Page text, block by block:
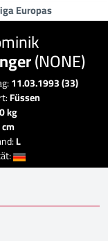
Europas
(NONE)
11.03.1993 (33)
Füssen
0 kg
L